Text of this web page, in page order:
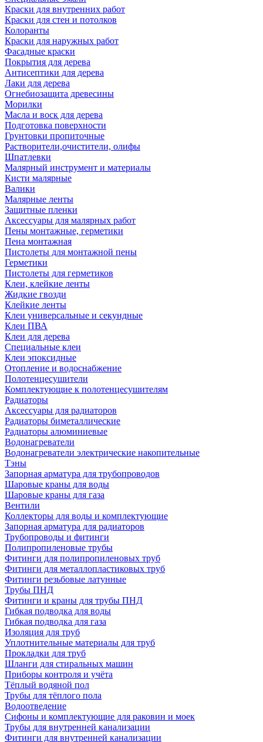
Краски для внутренних работ
Краски для стен и потолков
Колоранты
Краски для наружных работ
Фасадные краски
Покрытия для дерева
Антисептики для дерева
Лаки для дерева
Огнебиозащита древесины
Морилки
Масла и воск для дерева
Подготовка поверхности
Грунтовки пропиточные
Растворители,очистители, олифы
Шпатлевки
Малярный инструмент и материалы
Кисти малярные
Валики
Малярные ленты
Защитные пленки
Аксессуары для малярных работ
Пены монтажные, герметики
Пена монтажная
Пистолеты для монтажной пены
Герметики
Пистолеты для герметиков
Клеи, клейкие ленты
Жидкие гвозди
Клейкие ленты
Клеи универсальные и секундные
Клеи ПВА
Клеи для дерева
Специальные клеи
Клеи эпоксидные
Отопление и водоснабжение
Полотенцесушители
Комплектующие к полотенцесушителям
Радиаторы
Аксессуары для радиаторов
Радиаторы биметаллические
Радиаторы алюминиевые
Водонагреватели
Водонагреватели электрические накопительные
Тэны
Запорная арматура для трубопроводов
Шаровые краны для воды
Шаровые краны для газа
Вентили
Коллекторы для воды и комплектующие
Запорная арматура для радиаторов
Трубопроводы и фитинги
Полипропиленовые трубы
Фитинги для полипропиленовых труб
Фитинги для металлопластиковых труб
Фитинги резьбовые латунные
Трубы ПНД
Фитинги и краны для трубы ПНД
Гибкая подводка для воды
Гибкая подводка для газа
Изоляция для труб
Уплотнительные материалы для труб
Прокладки для труб
Шланги для стиральных машин
Приборы контроля и учёта
Тёплый водяной пол
Трубы для тёплого пола
Водоотведение
Сифоны и комплектующие для раковин и моек
Трубы для внутренней канализации
Фитинги для внутренней канализации